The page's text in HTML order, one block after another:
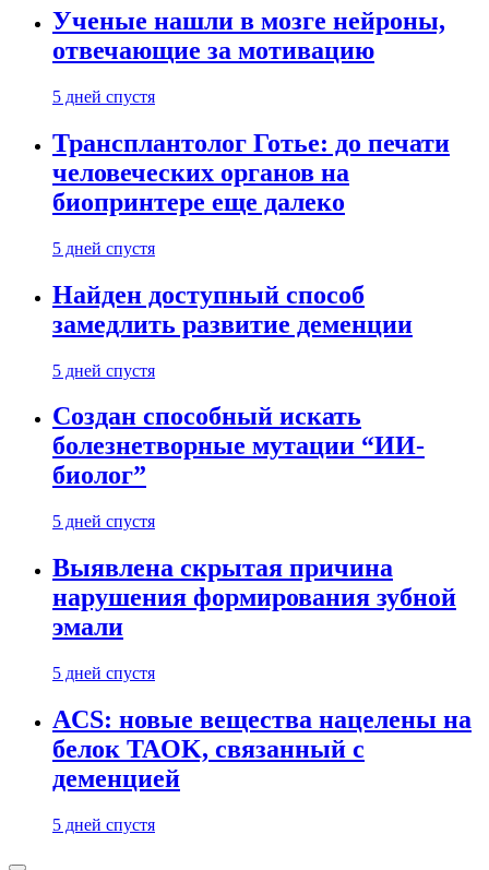
Ученые нашли в мозге нейроны,
отвечающие за мотивацию
5 дней спустя
Трансплантолог Готье: до печати
человеческих органов на
биопринтере еще далеко
5 дней спустя
Найден доступный способ
замедлить развитие деменции
5 дней спустя
Создан способный искать
болезнетворные мутации “ИИ-
биолог”
5 дней спустя
Выявлена скрытая причина
нарушения формирования зубной
эмали
5 дней спустя
ACS: новые вещества нацелены на
белок TAOK, связанный с
деменцией
5 дней спустя